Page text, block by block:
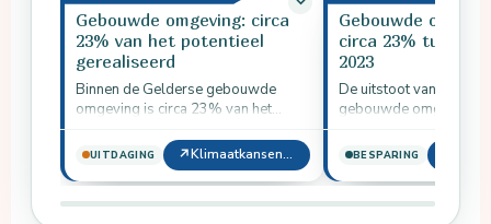
Gebouwde omgeving: circa
23% van het potentieel
gerealiseerd
Binnen de Gelderse gebouwde
omgeving is circa 23% van het
resterende 77% vraagt versnelling
in renovatie, warmtepompen…
UITDAGING ↗ Klimaatkansen Gelderland: Gebouwde omgeving, momentopname 2025
Gebouwde
circa 23% tussen
2023
De uitstoot van de
gebouwde omgeving
gedaald.
BESPARING